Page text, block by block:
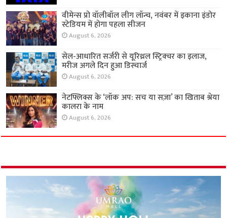
वीमेन्स प्रो वॉलीबॉल लीग लॉन्च, नवंबर में इकाना इंडोर
स्टेडियम में होगा पहला सीजन
August 6, 2026
सेल-आधारित सर्जरी से यूरिथ्रल स्ट्रिक्चर का इलाज,
मरीज अगले दिन हुआ डिस्चार्ज
August 6, 2026
नेटफ्लिक्स के ‘लॉक अप: सच या सज़ा’ का खिताब श्रेया
कालरा के नाम
August 6, 2026